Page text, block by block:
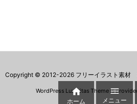
Copyright © 2012-2026 フリーイラスト素材
WordPress Luxeritas Theme is

ホーム

メニュー